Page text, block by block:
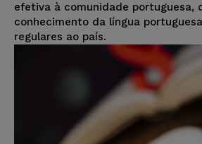
efetiva à comunidade portuguesa,
conhecimento da língua
regulares ao país.